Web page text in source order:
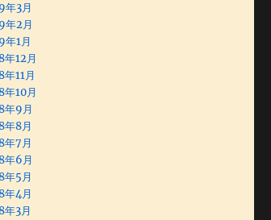
年3月
年2月
年1月
年12月
年11月
年10月
年9月
年8月
年7月
年6月
年5月
年4月
年3月